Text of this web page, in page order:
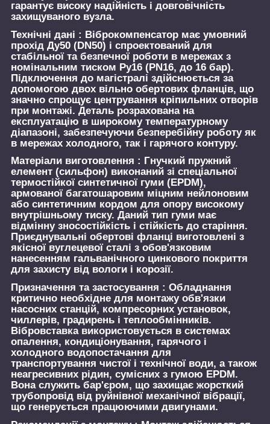
гарантує високу надійність і довговічність
захищуваного вузла.
Технічні дані : Віброкомпенсатор має умовний
прохід Ду50 (DN50) і спроектований для
стабільної та безпечної роботи в мережах з
номінальним тиском Ру16 (PN16, до 16 бар).
Підключення до магістралі здійснюється за
допомогою двох вільно обертових фланців, що
значно спрощує центрування кріпильних отворів
при монтажі. Деталь розрахована на
експлуатацію в широкому температурному
діапазоні, забезпечуючи безперебійну роботу як
в мережах холодного, так і гарячого контуру.
Матеріали виготовлення : Гнучкий пружний
елемент (сильфон) виконаний зі спеціальної
термостійкої синтетичної гуми (EPDM),
армованої багатошаровим міцним нейлоновим
або синтетичним кордом для опору високому
внутрішньому тиску. Даний тип гуми має
відмінну зносостійкість і стійкість до старіння.
Приєднувальні обертові фланці виготовлені з
якісної вуглецевої сталі з обов'язковим
нанесенням гальванічного цинкового покриття
для захисту від вологи і корозії.
Призначення та застосування : Обладнання
критично необхідне для монтажу обв'язки
насосних станцій, компресорних установок,
чиллерів, градирень і теплообмінників.
Вібровставка використовується в системах
опалення, кондиціонування, гарячого і
холодного водопостачання для
транспортування чистої і технічної води, а також
неагресивних рідин, сумісних з гумою EPDM.
Вона служить бар'єром, що захищає жорсткий
трубопровід від руйнівної механічної вібрації,
що генерується працюючими двигунами.